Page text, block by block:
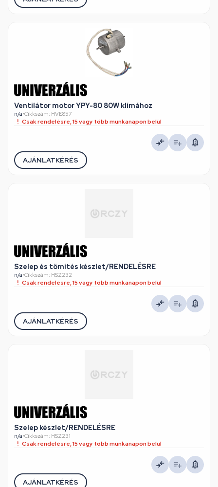
Ventilátor motor YPY-80 80W klímához
n/a•Cikkszám: HVE857
Csak rendelésre, 15 vagy több munkanapon belül
AJÁNLATKÉRÉS
Szelep és tömítés készlet/RENDELÉSRE
n/a•Cikkszám: HSZ232
Csak rendelésre, 15 vagy több munkanapon belül
AJÁNLATKÉRÉS
Szelep készlet/RENDELÉSRE
n/a•Cikkszám: HSZ231
Csak rendelésre, 15 vagy több munkanapon belül
AJÁNLATKÉRÉS